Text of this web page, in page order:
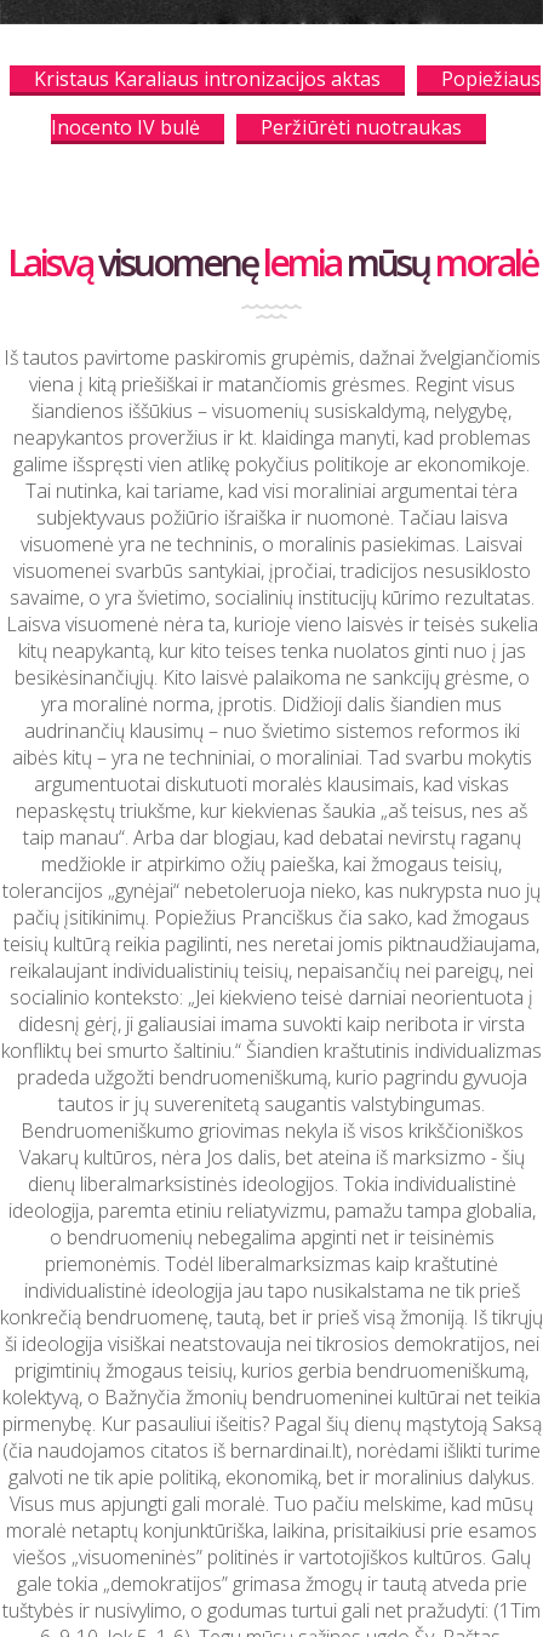
Kristaus Karaliaus intronizacijos aktas
Popiežiaus
Inocento IV bulė
Peržiūrėti nuotraukas
Laisvąvisuomenęlemiamūsųmoralė
Iš tautos pavirtome paskiromis grupėmis, dažnai žvelgiančiomis
viena į kitą priešiškai ir matančiomis grėsmes. Regint visus
šiandienos iššūkius – visuomenių susiskaldymą, nelygybę,
neapykantos proveržius ir kt. klaidinga manyti, kad problemas
galime išspręsti vien atlikę pokyčius politikoje ar ekonomikoje.
Tai nutinka, kai tariame, kad visi moraliniai argumentai tėra
subjektyvaus požiūrio išraiška ir nuomonė. Tačiau laisva
visuomenė yra ne techninis, o moralinis pasiekimas. Laisvai
visuomenei svarbūs santykiai, įpročiai, tradicijos nesusiklosto
savaime, o yra švietimo, socialinių institucijų kūrimo rezultatas.
Laisva visuomenė nėra ta, kurioje vieno laisvės ir teisės sukelia
kitų neapykantą, kur kito teises tenka nuolatos ginti nuo į jas
besikėsinančiųjų. Kito laisvė palaikoma ne sankcijų grėsme, o
yra moralinė norma, įprotis. Didžioji dalis šiandien mus
audrinančių klausimų – nuo švietimo sistemos reformos iki
aibės kitų – yra ne techniniai, o moraliniai. Tad svarbu mokytis
argumentuotai diskutuoti moralės klausimais, kad viskas
nepaskęstų triukšme, kur kiekvienas šaukia „aš teisus, nes aš
taip manau“. Arba dar blogiau, kad debatai nevirstų raganų
medžiokle ir atpirkimo ožių paieška, kai žmogaus teisių,
tolerancijos „gynėjai“ nebetoleruoja nieko, kas nukrypsta nuo jų
pačių įsitikinimų. Popiežius Pranciškus čia sako, kad žmogaus
teisių kultūrą reikia pagilinti, nes neretai jomis piktnaudžiaujama,
reikalaujant individualistinių teisių, nepaisančių nei pareigų, nei
socialinio konteksto: „Jei kiekvieno teisė darniai neorientuota į
didesnį gėrį, ji galiausiai imama suvokti kaip neribota ir virsta
konfliktų bei smurto šaltiniu.“ Šiandien kraštutinis individualizmas
pradeda užgožti bendruomeniškumą, kurio pagrindu gyvuoja
tautos ir jų suverenitetą saugantis valstybingumas.
Bendruomeniškumo griovimas nekyla iš visos krikščioniškos
Vakarų kultūros, nėra Jos dalis, bet ateina iš marksizmo - šių
dienų liberalmarksistinės ideologijos. Tokia individualistinė
ideologija, paremta etiniu reliatyvizmu, pamažu tampa globalia,
o bendruomenių nebegalima apginti net ir teisinėmis
priemonėmis. Todėl liberalmarksizmas kaip kraštutinė
individualistinė ideologija jau tapo nusikalstama ne tik prieš
konkrečią bendruomenę, tautą, bet ir prieš visą žmoniją. Iš tikrųjų
ši ideologija visiškai neatstovauja nei tikrosios demokratijos, nei
prigimtinių žmogaus teisių, kurios gerbia bendruomeniškumą,
kolektyvą, o Bažnyčia žmonių bendruomeninei kultūrai net teikia
pirmenybę. Kur pasauliui išeitis? Pagal šių dienų mąstytoją Saksą
(čia naudojamos citatos iš bernardinai.lt), norėdami išlikti turime
galvoti ne tik apie politiką, ekonomiką, bet ir moralinius dalykus.
Visus mus apjungti gali moralė. Tuo pačiu melskime, kad mūsų
moralė netaptų konjunktūriška, laikina, prisitaikiusi prie esamos
viešos „visuomeninės” politinės ir vartotojiškos kultūros. Galų
gale tokia „demokratijos” grimasa žmogų ir tautą atveda prie
tuštybės ir nusivylimo, o godumas turtui gali net pražudyti: (1Tim